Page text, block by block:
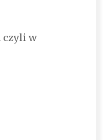
czyli w